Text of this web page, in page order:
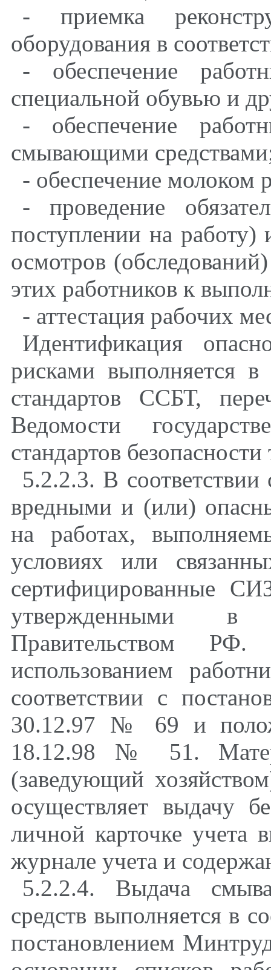
- приемка
оборудования в
- обеспечение
специальной обувью и
- обеспечение
смывающими
- обеспечение молоком
- проведение
поступлении на
осмотров
этих работников к
- аттестация рабочих
Идентификация
рисками выполняется в
стандартов ССБТ,
Ведомости
стандартов
5.2.2.3. В
вредными и (или)
на работах,
условиях или
сертифицированные
утвержденными в
Правительством
использованием
соответствии с
30.12.97 № 69 и
18.12.98 № 51.
(заведующий
осуществляет выдачу
личной карточке
журнале учета и
5.2.2.4. Выдача
средств выполняется в
постановлением